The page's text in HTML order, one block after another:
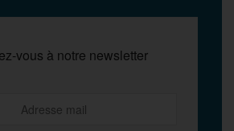
vous à notre newsletter